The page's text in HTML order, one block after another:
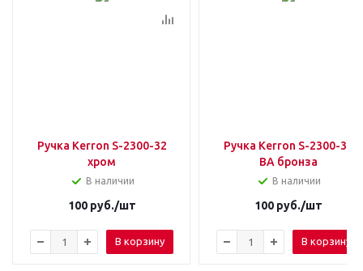
Ручка Kerron S-2300-32
хром
В наличии
100руб./шт
В корзину
Ручка Kerron S-2300-32
ВА бронза
В наличии
100руб./шт
В корзину